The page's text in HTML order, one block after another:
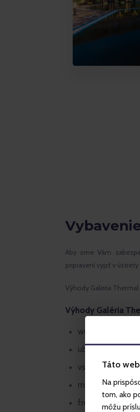
Táto
Na
tom, ako
môžu
Aby sme Vám
pripravení vyjsť v
Výhody Galeria
Výhody Galéria
welcome drink
ubytovanie
vstup do
muzikoterapia v
fresh zóna v